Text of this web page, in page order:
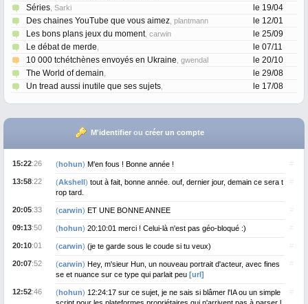
le 19/04
Séries , Sarki
le 12/01
Des chaines YouTube que vous aimez , plantmann
le 25/09
Les bons plans jeux du moment, carwin
le 07/11
Le débat de merde
le 20/10
10 000 tchétchènes envoyés en Ukraine , gwendal
le 29/08
The World of demain
le 17/08
Un tread aussi inutile que ses sujets
M'identifierou créer un compte
15:22:26 (hohun) M'en fous ! Bonne année !
13:58:22 (Akshell) tout à fait, bonne année. ouf, dernier jour, demain ce sera t
rop tard.
20:05:33 (carwin) ET UNE BONNE ANNEE
09:13:50 (hohun) 20:10:01 merci ! Celui-là n'est pas géo-bloqué :)
20:10:01 (carwin) (je te garde sous le coude si tu veux)
20:07:52 (carwin) Hey, m'sieur Hun, un nouveau portrait d'acteur, avec fines
se et nuance sur ce type qui parlait peu [url]
12:52:46 (hohun) 12:24:17 sur ce sujet, je ne sais si blâmer l'IA ou un simple